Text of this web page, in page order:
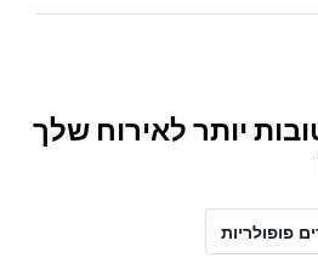
יותר לאירוח שלך
פופולריות